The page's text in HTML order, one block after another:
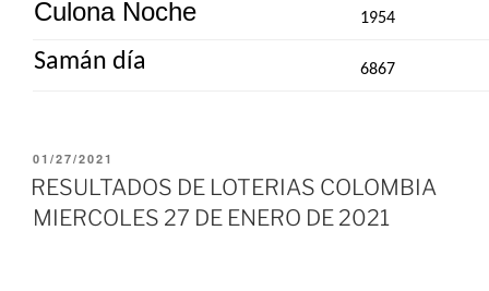
Culona Noche 1954
Samán día 6867
PUBLICADO
EL
01/27/2021
RESULTADOS DE LOTERIAS COLOMBIA
MIERCOLES 27 DE ENERO DE 2021